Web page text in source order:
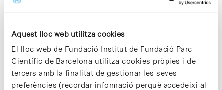
Aquest lloc web utilitza cookies
El lloc web de Fundació Institut de Fundació Parc
Científic de Barcelona utilitza cookies pròpies i de
tercers amb la finalitat de gestionar les seves
preferències (recordar informació perquè accedeixi al
Sorry, no results were found.
Please try again with different keywords.